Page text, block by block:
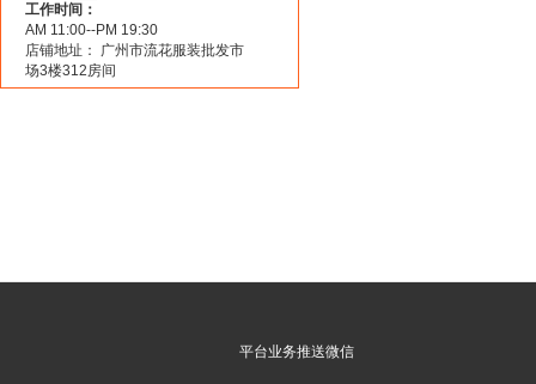
工作时间：
AM 11:00--PM 19:30
店铺地址： 广州市流花服装批发市
场3楼312房间
平台业务推送微信